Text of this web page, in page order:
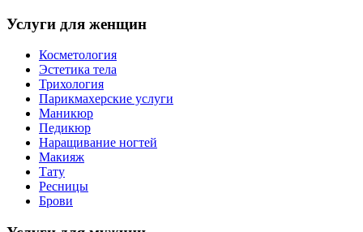
Услуги для женщин
Косметология
Эстетика тела
Трихология
Парикмахерские услуги
Маникюр
Педикюр
Наращивание ногтей
Макияж
Тату
Ресницы
Брови